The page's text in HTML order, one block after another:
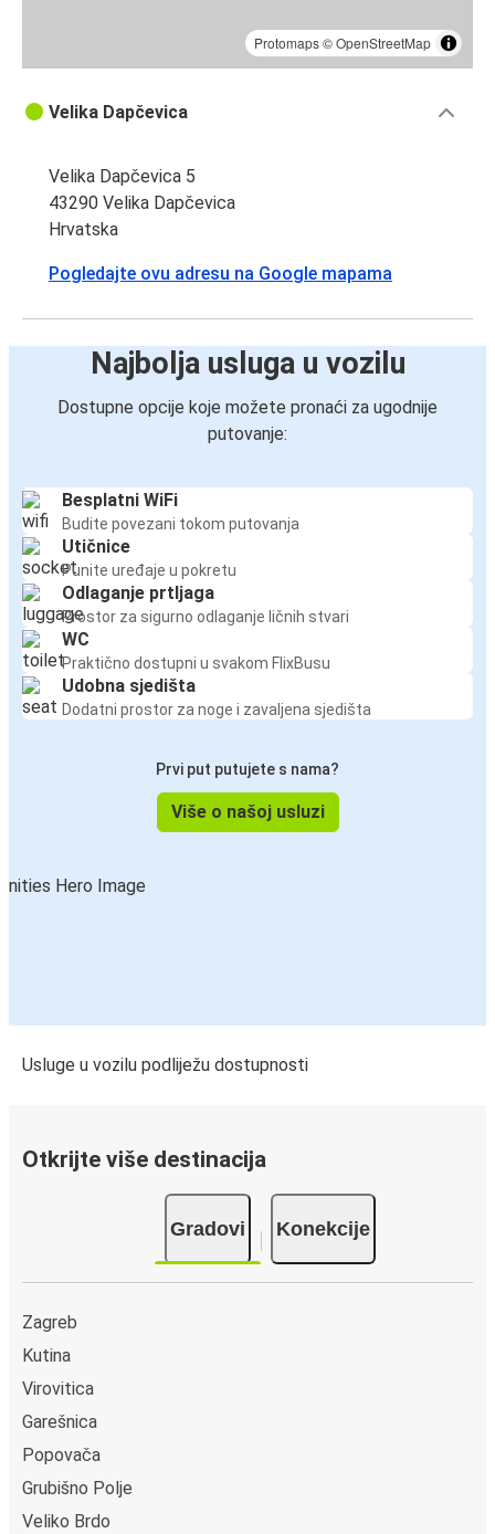
Protomaps©OpenStreetMap
Velika Dapčevica
Velika Dapčevica 5
43290 Velika Dapčevica
Hrvatska
Pogledajte ovu adresu na Google mapama
Najbolja usluga u vozilu
Dostupne opcije koje možete pronaći za ugodnije
putovanje:
Besplatni WiFi
Budite povezani tokom putovanja
Utičnice
Punite uređaje u pokretu
Odlaganje prtljaga
Prostor za sigurno odlaganje ličnih stvari
WC
Praktično dostupni u svakom FlixBusu
Udobna sjedišta
Dodatni prostor za noge i zavaljena sjedišta
Prvi put putujete s nama?
Više o našoj usluzi
Usluge u vozilu podliježu dostupnosti
Otkrijte više destinacija
Gradovi Konekcije
Zagreb
Kutina
Virovitica
Garešnica
Popovača
Grubišno Polje
Veliko Brdo